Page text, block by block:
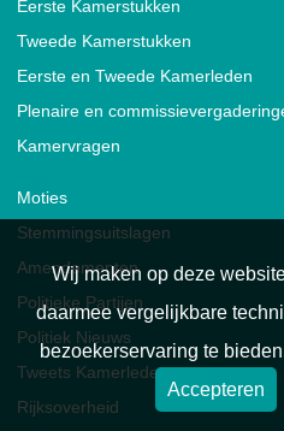
Eerste Kamerstukken
Tweede Kamerstukken
Eerste en Tweede Kamerleden
Plenaire en
Kamervragen
Moties
Stemmingsuitslagen
Amendementen
Politieke Partijen
Politiek Nieuws
Tweets Kamerleden
Rijksoverheid
Wij maken op deze
daarmee vergelijkbare
bezoekerservaring te
Accepteren